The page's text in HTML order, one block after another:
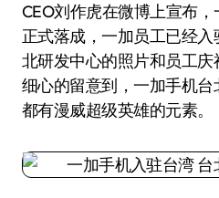
CEO刘作虎在微博上宣布
正式落成，一加员工已经
北研发中心的照片和员工
细心的留意到，一加手机
都有漫威超级英雄的元素。